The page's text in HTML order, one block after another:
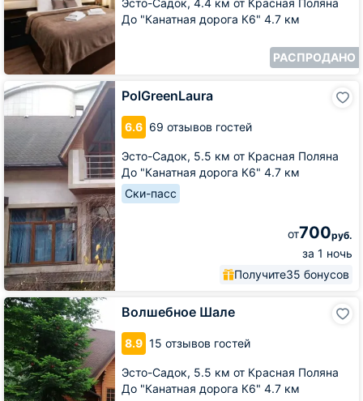
Эсто-Садок, 4.4 км от Красная Поляна
До "Канатная дорога К6" 4.7 км
РАСПРОДАНО
3
PolGreenLaura
6.6 69 отзывов гостей
Эсто-Садок, 5.5 км от Красная Поляна
До "Канатная дорога К6" 4.7 км
Ски-пасс
от700руб.
за 1 ночь
Получите35 бонусов
PolGreenLaura
Волшебное Шале
8.9 15 отзывов гостей
Эсто-Садок, 5.5 км от Красная Поляна
До "Канатная дорога К6" 4.7 км
Волшебное
Шале